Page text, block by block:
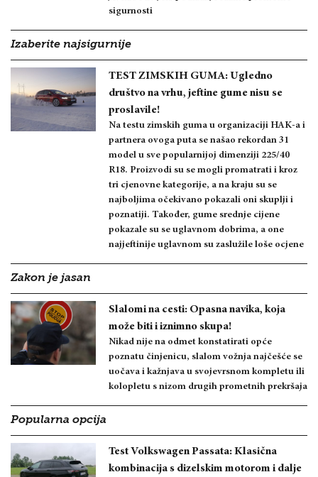
sigurnosti
Izaberite najsigurnije
TEST ZIMSKIH GUMA: Ugledno
društvo na vrhu, jeftine gume nisu se
proslavile!
Na testu zimskih guma u organizaciji HAK-a i
partnera ovoga puta se našao rekordan 31
model u sve popularnijoj dimenziji 225/40
R18. Proizvodi su se mogli promatrati i kroz
tri cjenovne kategorije, a na kraju su se
najboljima očekivano pokazali oni skuplji i
poznatiji. Također, gume srednje cijene
pokazale su se uglavnom dobrima, a one
najjeftinije uglavnom su zaslužile loše ocjene
Zakon je jasan
Slalomi na cesti: Opasna navika, koja
može biti i iznimno skupa!
Nikad nije na odmet konstatirati opće
poznatu činjenicu, slalom vožnja najčešće se
uočava i kažnjava u svojevrsnom kompletu ili
kolopletu s nizom drugih prometnih prekršaja
Popularna opcija
Test Volkswagen Passata: Klasična
kombinacija s dizelskim motorom i dalje